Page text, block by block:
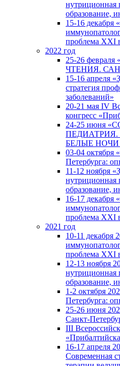
нутриционная
образование,
15-16 декабря
проблема XXI
2022 год
25-26
ЧТЕНИЯ.
15-16 апреля
стратегия
заболеваний»
20-21 мая IV
конгресс
24-25 июня
ПЕДИАТРИЯ.
БЕЛЫЕ НОЧИ
03-04 октября
Петербурга:
11-12 ноября
нутриционная
образование,
16-17 декабря
проблема XXI
2021 год
10-11 декабря
проблема XXI
12-13 ноября
нутриционная
образование,
1-2 октября
Петербурга:
25-26 июня
Санкт-
III
16-17 апреля
Современная